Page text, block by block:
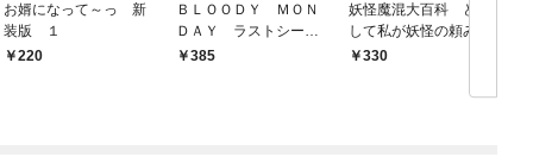
お婿になって～っ 新
装版 １
220
ＢＬＯＯＤＹ ＭＯＮ
ＤＡＹ ラストシーズ
ン 新装版 １
385
妖怪魔混大百科 どう
して私が妖怪の頼みを
聞かなきゃいけない
330